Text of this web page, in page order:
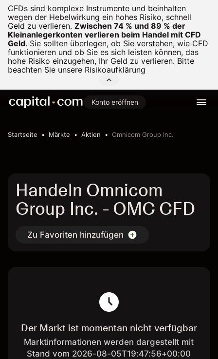
CFDs sind komplexe Instrumente und beinhalten
wegen der Hebelwirkung ein hohes Risiko, schnell
Geld zu verlieren. Zwischen 74 % und 89 % der
Kleinanlegerkonten verlieren beim Handel mit CFD
Geld. Sie sollten überlegen, ob Sie verstehen, wie CFD
funktionieren und ob Sie es sich leisten können, das
hohe Risiko einzugehen, Ihr Geld zu verlieren. Bitte
beachten Sie unsere Risikoaufklärung
Konto eröffnen
Startseite Märkte Aktien Omnicom Group Inc.
Handeln Omnicom
Group Inc. - OMC CFD
Zu Favoriten hinzufügen
Der Markt ist momentan nicht verfügbar
Marktinformationen werden dargestellt mit
Stand vom 2026-08-05T19:47:56+00:00